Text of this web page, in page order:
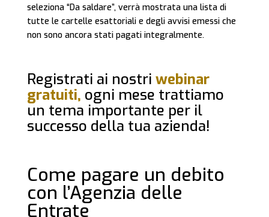
seleziona “Da saldare”, verrà mostrata una lista di
tutte le cartelle esattoriali e degli avvisi emessi che
non sono ancora stati pagati integralmente.
Registrati ai nostri webinar
gratuiti, ogni mese trattiamo
un tema importante per il
successo della tua azienda!
Come pagare un debito
con l’Agenzia delle
Entrate